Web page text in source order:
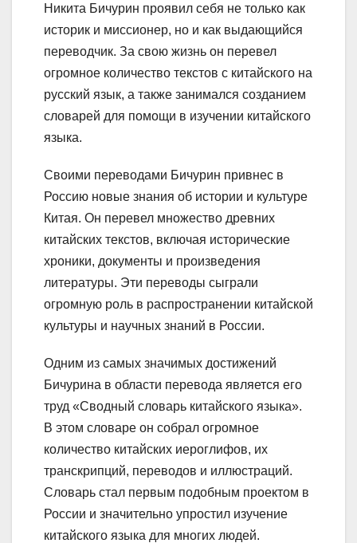
Никита Бичурин проявил себя не только как
историк и миссионер, но и как выдающийся
переводчик. За свою жизнь он перевел
огромное количество текстов с китайского на
русский язык, а также занимался созданием
словарей для помощи в изучении китайского
языка.
Своими переводами Бичурин привнес в
Россию новые знания об истории и культуре
Китая. Он перевел множество древних
китайских текстов, включая исторические
хроники, документы и произведения
литературы. Эти переводы сыграли
огромную роль в распространении китайской
культуры и научных знаний в России.
Одним из самых значимых достижений
Бичурина в области перевода является его
труд «Сводный словарь китайского языка».
В этом словаре он собрал огромное
количество китайских иероглифов, их
транскрипций, переводов и иллюстраций.
Словарь стал первым подобным проектом в
России и значительно упростил изучение
китайского языка для многих людей.